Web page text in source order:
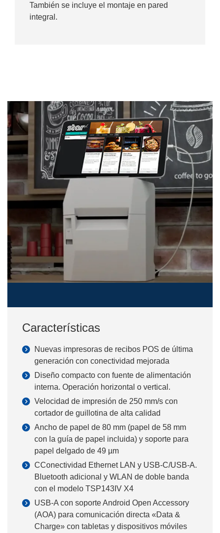
También se incluye el montaje en pared
integral.
Características
Nuevas impresoras de recibos POS de última
generación con conectividad mejorada
Diseño compacto con fuente de alimentación
interna. Operación horizontal o vertical.
Velocidad de impresión de 250 mm/s con
cortador de guillotina de alta calidad
Ancho de papel de 80 mm (papel de 58 mm
con la guía de papel incluida) y soporte para
papel delgado de 49 µm
CConectividad Ethernet LAN y USB-C/USB-A.
Bluetooth adicional y WLAN de doble banda
con el modelo TSP143IV X4
USB-A con soporte Android Open Accessory
(AOA) para comunicación directa «Data &
Charge» con tabletas y dispositivos móviles